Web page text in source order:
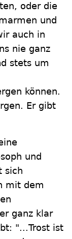
oder die
und
auch in
nie ganz
stets um
können.
Er gibt
und
sich
mit dem
ganz klar
"...Trost ist